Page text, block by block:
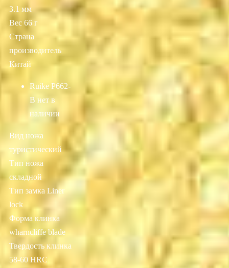
3.1 мм
Вес 66 г
Страна
производитель
Китай
Ruike P662-
B нет в
наличии
Вид ножа
туристический
Тип ножа
складной
Тип замка Liner
lock
Форма клинка
wharncliffe blade
Твердость клинка
58-60 HRC